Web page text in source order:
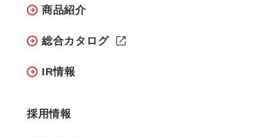
商品紹介
総合カタログ
IR情報
採用情報